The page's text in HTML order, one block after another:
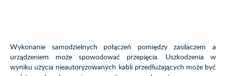
Wykonanie samodzielnych połączeń pomiędzy zasilaczem a
urządzeniem może spowodować przepięcia. Uszkodzenia w
wyniku użycia nieautoryzowanych kabli przedłużających może być